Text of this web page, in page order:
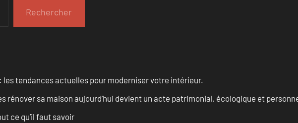
Rechercher
les tendances actuelles pour moderniser votre intérieur.
rénover sa maison aujourd’hui devient un acte patrimonial, écologique et
ce qu’il faut savoir